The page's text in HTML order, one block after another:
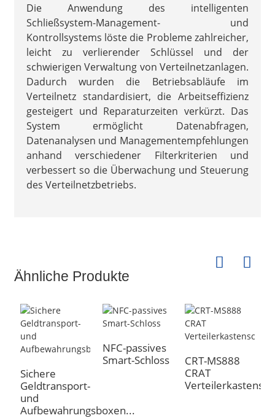
Die Anwendung des intelligenten
Schließsystem-Management- und
Kontrollsystems löste die Probleme zahlreicher,
leicht zu verlierender Schlüssel und der
schwierigen Verwaltung von Verteilnetzanlagen.
Dadurch wurden die Betriebsabläufe im
Verteilnetz standardisiert, die Arbeitseffizienz
gesteigert und Reparaturzeiten verkürzt. Das
System ermöglicht Datenabfragen,
Datenanalysen und Managementempfehlungen
anhand verschiedener Filterkriterien und
verbessert so die Überwachung und Steuerung
des Verteilnetzbetriebs.
Ähnliche Produkte
Sichere
Geldtransport-
und
Aufbewahrungsboxen...
NFC-passives
Smart-Schloss
CRT-MS888
CRAT